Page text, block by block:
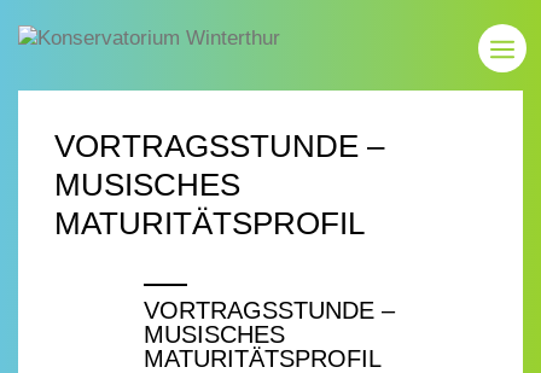
VORTRAGSSTUNDE –
MUSISCHES
MATURITÄTSPROFIL
VORTRAGSSTUNDE –
MUSISCHES
MATURITÄTSPROFIL